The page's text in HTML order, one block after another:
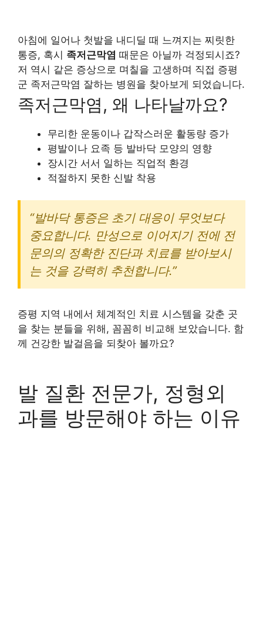
아침에 일어나 첫발을 내디딜 때 느껴지는 찌릿한
통증, 혹시 족저근막염 때문은 아닐까 걱정되시죠?
저 역시 같은 증상으로 며칠을 고생하며 직접 증평
군 족저근막염 잘하는 병원을 찾아보게 되었습니다.
족저근막염, 왜 나타날까요?
무리한 운동이나 갑작스러운 활동량 증가
평발이나 요족 등 발바닥 모양의 영향
장시간 서서 일하는 직업적 환경
적절하지 못한 신발 착용
“발바닥 통증은 초기 대응이 무엇보다
중요합니다. 만성으로 이어지기 전에 전
문의의 정확한 진단과 치료를 받아보시
는 것을 강력히 추천합니다.”
증평 지역 내에서 체계적인 치료 시스템을 갖춘 곳
을 찾는 분들을 위해, 꼼꼼히 비교해 보았습니다. 함
께 건강한 발걸음을 되찾아 볼까요?
발 질환 전문가, 정형외
과를 방문해야 하는 이유